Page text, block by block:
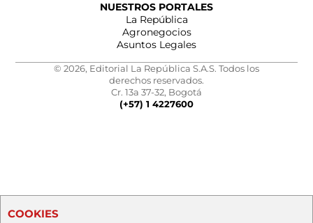
NUESTROS PORTALES
La República
Agronegocios
Asuntos Legales
© 2026, Editorial La República S.A.S. Todos los
derechos reservados.
Cr. 13a 37-32, Bogotá
(+57) 1 4227600
COOKIES